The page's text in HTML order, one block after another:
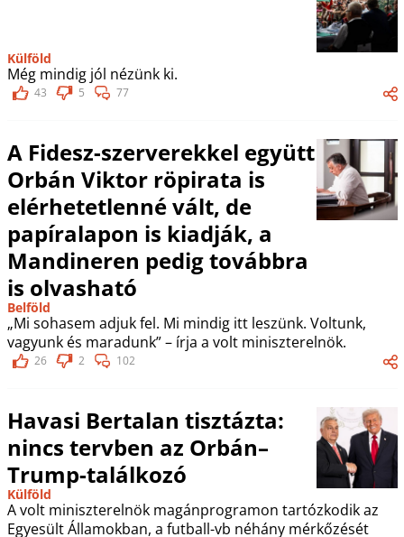
Külföld
Még mindig jól nézünk ki.
43 5 77
A Fidesz-szerverekkel együtt
Orbán Viktor röpirata is
elérhetetlenné vált, de
papíralapon is kiadják, a
Mandineren pedig továbbra
is olvasható
Belföld
„Mi sohasem adjuk fel. Mi mindig itt leszünk. Voltunk,
vagyunk és maradunk” – írja a volt miniszterelnök.
26 2 102
Havasi Bertalan tisztázta:
nincs tervben az Orbán–
Trump-találkozó
Külföld
A volt miniszterelnök magánprogramon tartózkodik az
Egyesült Államokban, a futball-vb néhány mérkőzését